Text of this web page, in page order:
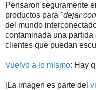
Pensaron seguramente
productos para "dejar
del mundo
contaminada una
clientes que puedan
Vuelvo a lo mismo: Hay
[La imagen es parte del